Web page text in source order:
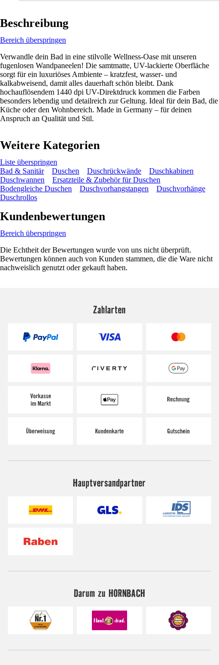
Beschreibung
Bereich überspringen
Verwandle dein Bad in eine stilvolle Wellness-Oase mit unseren
fugenlosen Wandpaneelen! Die samtmatte, UV-lackierte Oberfläche
sorgt für ein luxuriöses Ambiente – kratzfest, wasser- und
kalkabweisend, damit alles dauerhaft schön bleibt. Dank
hochauflösendem 1440 dpi UV-Direktdruck kommen die Farben
besonders lebendig und detailreich zur Geltung. Ideal für dein Bad, die
Küche oder den Wohnbereich. Made in Germany – für deinen
Anspruch an Qualität und Stil.
Weitere Kategorien
Liste überspringen
Bad & Sanitär
Duschen Duschrückwände
Duschkabinen
Duschwannen
Ersatzteile & Zubehör für Duschen
Bodengleiche Duschen
Duschvorhangstangen
Duschvorhänge
Duschrollos
Kundenbewertungen
Bereich überspringen
Die Echtheit der Bewertungen wurde von uns nicht überprüft.
Bewertungen können auch von Kunden stammen, die die Ware nicht
nachweislich genutzt oder gekauft haben.
Zahlarten
Hauptversandpartner
Darum zu HORNBACH